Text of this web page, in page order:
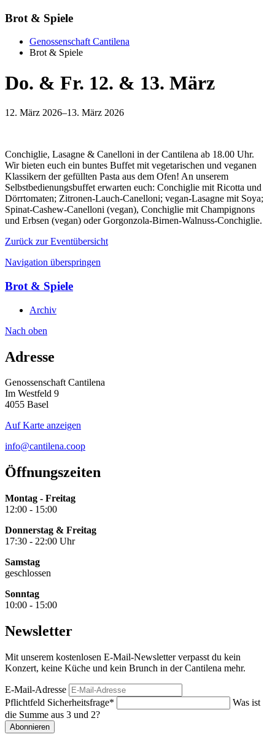
Brot & Spiele
Genossenschaft Cantilena
Brot & Spiele
Do. & Fr. 12. & 13. März
12. März 2026–13. März 2026
Conchiglie, Lasagne & Canelloni in der Cantilena ab 18.00 Uhr.
Wir bieten euch ein buntes Buffet mit vegetarischen und veganen
Klassikern der gefüllten Pasta aus dem Ofen! An unserem
Selbstbedienungsbuffet erwarten euch: Conchiglie mit Ricotta und
Dörrtomaten; Zitronen-Lauch-Canelloni; vegan-Lasagne mit Soya;
Spinat-Cashew-Canelloni (vegan), Conchiglie mit Champignons
und Erbsen (vegan) oder Gorgonzola-Birnen-Walnuss-Conchiglie.
Zurück zur Eventübersicht
Navigation überspringen
Brot & Spiele
Archiv
Nach oben
Adresse
Genossenschaft Cantilena
Im Westfeld 9
4055 Basel
Auf Karte anzeigen
info@cantilena.coop
Öffnungszeiten
Montag - Freitag
12:00 - 15:00
Donnerstag & Freitag
17:30 - 22:00 Uhr
Samstag
geschlossen
Sonntag
10:00 - 15:00
Newsletter
Mit unserem kostenlosen E-Mail-Newsletter verpasst du kein
Konzert, keine Küche und kein Brunch in der Cantilena mehr.
E-Mail-Adresse
Pflichtfeld Sicherheitsfrage*
Was ist
die Summe aus 3 und 2?
Abonnieren